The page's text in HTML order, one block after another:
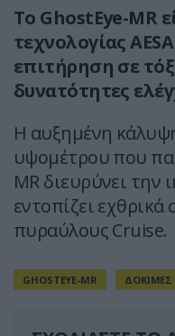
To GhostEye-MR
τεχνολογίας
επιτήρηση σε
δυνατότητες
Η αυξημένη
υψομέτρου που
MR διευρύνει την
εντοπίζει
πυραύλους Cruise.
GHOSTEYE-MR ΔΟΚΙΜΕΣ